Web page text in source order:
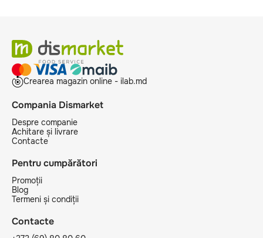
Crearea magazin online - ilab.md
Compania Dismarket
Despre companie
Achitare și livrare
Contacte
Pentru cumpărători
Promoții
Blog
Termeni și condiții
Contacte